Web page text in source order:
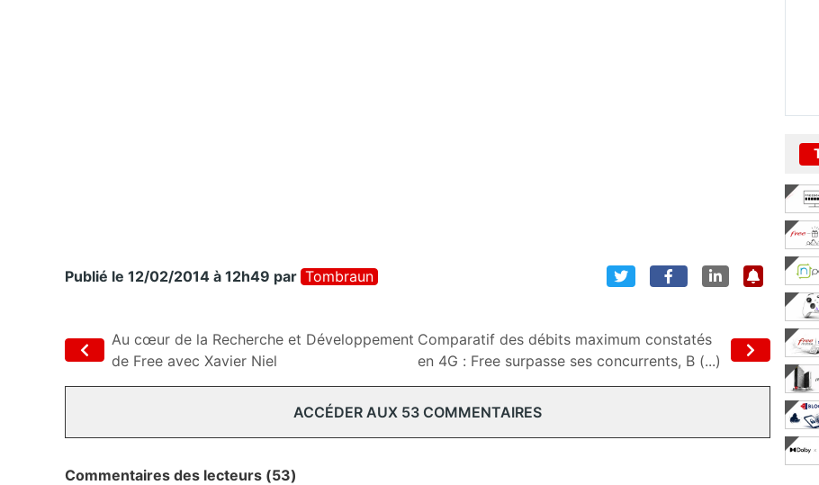
Publié le 12/02/2014 à 12h49 par Tombraun
Au cœur de la Recherche et Développement
de Free avec Xavier Niel
Comparatif des débits maximum constatés
en 4G : Free surpasse ses concurrents, B (...)
ACCÉDER AUX 53 COMMENTAIRES
Commentaires des lecteurs (53)